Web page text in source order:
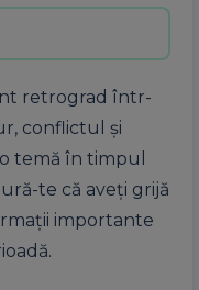
retrograd într-
conflictul și
temă în timpul
te că aveți grijă
importante